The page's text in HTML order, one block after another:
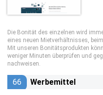
Die Bonität des einzelnen wird
eines neuen Mietverhältnisses,
Mit unseren Bonitätsprodukten
weniger Minuten überprüfen und
nachweisen.
66 Werbemittel